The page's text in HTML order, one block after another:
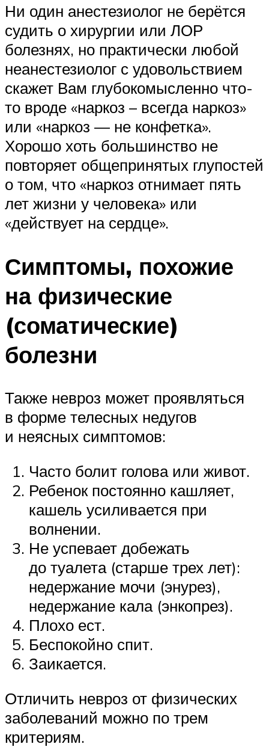
Ни один анестезиолог не берётся
судить о хирургии или ЛОР
болезнях, но практически любой
неанестезиолог с удовольствием
скажет Вам глубокомысленно что-
то вроде «наркоз – всегда наркоз»
или «наркоз — не конфетка».
Хорошо хоть большинство не
повторяет общепринятых глупостей
о том, что «наркоз отнимает пять
лет жизни у человека» или
«действует на сердце».
Симптомы, похожие
на физические
(соматические)
болезни
Также невроз может проявляться
в форме телесных недугов
и неясных симптомов:
Часто болит голова или живот.
Ребенок постоянно кашляет,
кашель усиливается при
волнении.
Не успевает добежать
до туалета (старше трех лет):
недержание мочи (энурез),
недержание кала (энкопрез).
Плохо ест.
Беспокойно спит.
Заикается.
Отличить невроз от физических
заболеваний можно по трем
критериям.